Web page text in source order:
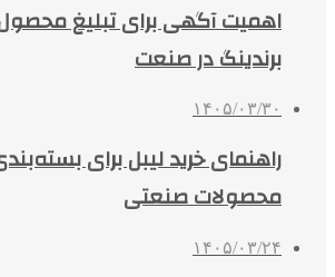
اهمیت آگهی برای تبلیغ
برندینگ در صنعت
۱۴۰۵/۰۳/۳۰
راهنمای خرید لیبل برای
محصولات صنعتی
۱۴۰۵/۰۳/۲۴